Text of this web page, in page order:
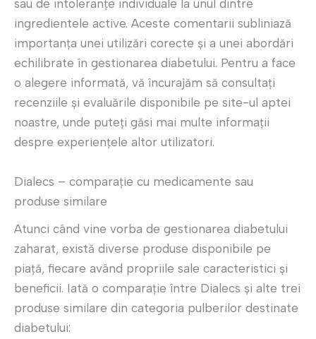
sau de intoleranțe individuale la unul dintre
ingredientele active. Aceste comentarii subliniază
importanța unei utilizări corecte și a unei abordări
echilibrate în gestionarea diabetului. Pentru a face
o alegere informată, vă încurajăm să consultați
recenziile și evaluările disponibile pe site-ul aptei
noastre, unde puteți găsi mai multe informații
despre experiențele altor utilizatori.
Dialecs – comparație cu medicamente sau
produse similare
Atunci când vine vorba de gestionarea diabetului
zaharat, există diverse produse disponibile pe
piață, fiecare având propriile sale caracteristici și
beneficii. Iată o comparație între Dialecs și alte trei
produse similare din categoria pulberilor destinate
diabetului: